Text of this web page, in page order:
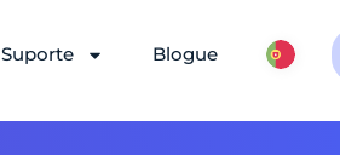
Suporte Blogue